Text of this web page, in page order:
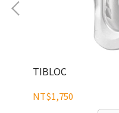
TIBLOC
NT$1,750